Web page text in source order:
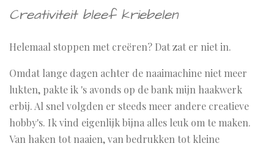
Creativiteit bleef kriebelen
Helemaal stoppen met creëren? Dat zat er niet in.
Omdat lange dagen achter de naaimachine niet meer
lukten, pakte ik 's avonds op de bank mijn haakwerk
erbij. Al snel volgden er steeds meer andere creatieve
hobby's. Ik vind eigenlijk bijna alles leuk om te maken.
Van haken tot naaien, van bedrukken tot kleine